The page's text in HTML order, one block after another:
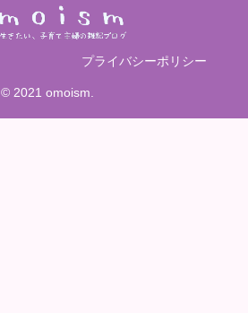
プライバシーポリシー
© 2021 omoism.